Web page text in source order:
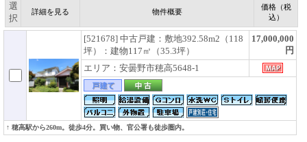
選
択
詳細を見る 物件概要
価格（税
込）
[521678] 中古戸建：敷地392.58m2（118
坪）：建物117㎡（35.3坪）
17,000,000
円
エリア：安曇野市穂高5648-1
↑ 穂高駅から260m。徒歩4分。買い物、官公署も徒歩圏内。